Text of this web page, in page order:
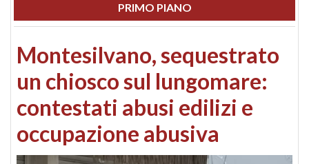
PRIMO PIANO
Montesilvano, sequestrato
un chiosco sul lungomare:
contestati abusi edilizi e
occupazione abusiva